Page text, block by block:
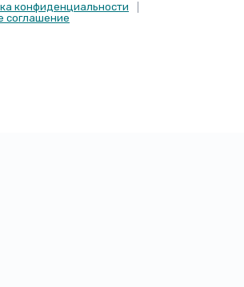
конфиденциальности
соглашение